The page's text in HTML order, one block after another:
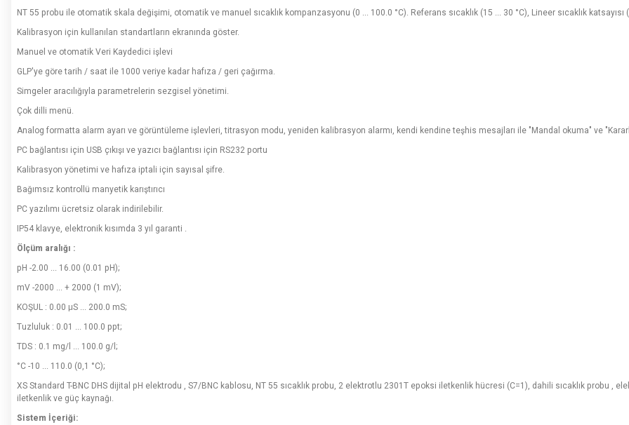
NT 55 probu ile otomatik skala değişimi, otomatik ve manuel sıcaklık kompanzasyonu (0 ... 100.0 °C). Referans sıcaklık (15 ... 30 °C), Lineer sıcaklık
Kalibrasyon için kullanılan standartların ekranında göster.
Manuel ve otomatik Veri Kaydedici işlevi
GLP'ye göre tarih / saat ile 1000 veriye kadar hafıza / geri çağırma.
Simgeler aracılığıyla parametrelerin sezgisel yönetimi.
Çok dilli menü.
Analog formatta alarm ayarı ve görüntüleme işlevleri, titrasyon modu, yeniden kalibrasyon alarmı, kendi kendine teşhis mesajları ile "Mandal okuma" ve
PC bağlantısı için USB çıkışı ve yazıcı bağlantısı için RS232 portu
Kalibrasyon yönetimi ve hafıza iptali için sayısal şifre.
Bağımsız kontrollü manyetik karıştırıcı
PC yazılımı ücretsiz olarak indirilebilir.
IP54 klavye, elektronik kısımda 3 yıl garanti .
Ölçüm aralığı :
pH -2.00 ... 16.00 (0.01 pH);
mV -2000 ... + 2000 (1 mV);
KOŞUL : 0.00 μS ... 200.0 mS;
Tuzluluk : 0.01 ... 100.0 ppt;
TDS : 0.1 mg/l ... 100.0 g/l;
°C -10 ... 110.0 (0,1 °C);
XS Standard T-BNC DHS dijital pH elektrodu , S7/BNC kablosu, NT 55 sıcaklık probu, 2 elektrotlu 2301T epoksi iletkenlik hücresi (C=1), dahili sıcaklık probu ,
iletkenlik ve güç kaynağı.
Sistem İçeriği: